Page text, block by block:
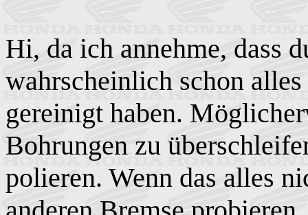
Hi, da ich annehme, dass
wahrscheinlich schon
gereinigt haben.
Bohrungen zu
polieren. Wenn das alles